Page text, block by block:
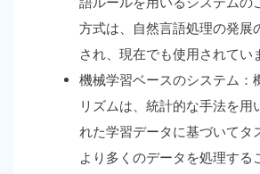
方式は、自然言語処理の発展
され、現在でも使用されてい
機械学習ベースのシステム：
リズムは、統計的な手法を用
れた学習データに基づいてタ
より多くのデータを処理する